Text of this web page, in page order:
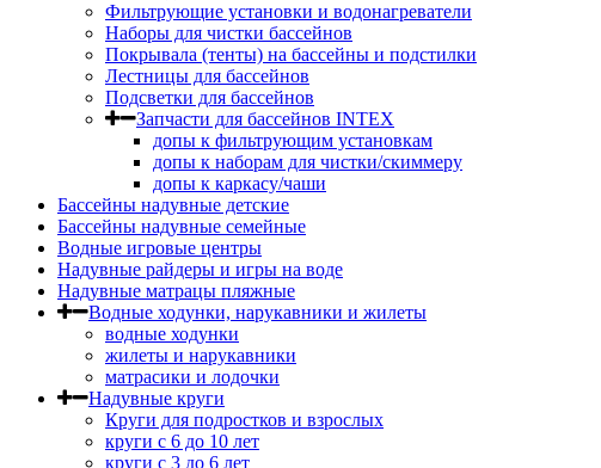
Фильтрующие установки и водонагреватели
Наборы для чистки бассейнов
Покрывала (тенты) на бассейны и подстилки
Лестницы для бассейнов
Подсветки для бассейнов
Запчасти для бассейнов INTEX
допы к фильтрующим установкам
допы к наборам для чистки/скиммеру
допы к каркасу/чаши
Бассейны надувные детские
Бассейны надувные семейные
Водные игровые центры
Надувные райдеры и игры на воде
Надувные матрацы пляжные
Водные ходунки, нарукавники и жилеты
водные ходунки
жилеты и нарукавники
матрасики и лодочки
Надувные круги
Круги для подростков и взрослых
круги с 6 до 10 лет
круги c 3 до 6 лет